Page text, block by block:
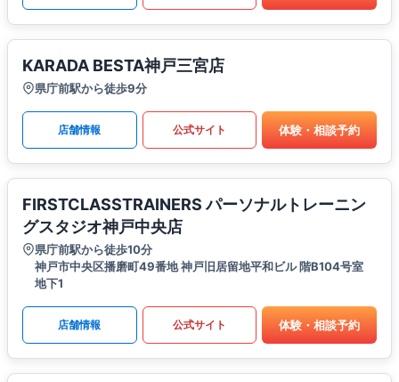
KARADA BESTA神戸三宮店
県庁前駅から徒歩9分
店舗情報 公式サイト 体験・相談予約
FIRSTCLASSTRAINERS パーソナルトレーニン
グスタジオ神戸中央店
県庁前駅から徒歩10分
神戸市中央区播磨町49番地 神戸旧居留地平和ビル 階B104号室
地下1
店舗情報 公式サイト 体験・相談予約